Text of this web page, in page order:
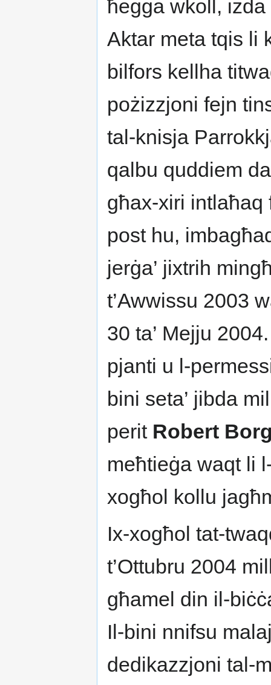
ħeġġa wkoll,
Aktar meta tqis li
bilfors kellha
pożizzjoni fejn
tal-knisja
qalbu quddiem
għax-xiri intlaħaq
post hu,
jerġa’ jixtrih
t’Awwissu 2003
30 ta’ Mejju
pjanti u l-
bini seta’ jibda
perit Robert
meħtieġa waqt li
xogħol kollu
Ix-xogħol tat-
t’Ottubru 2004
għamel din il-
Il-bini nnifsu
dedikazzjoni tal-